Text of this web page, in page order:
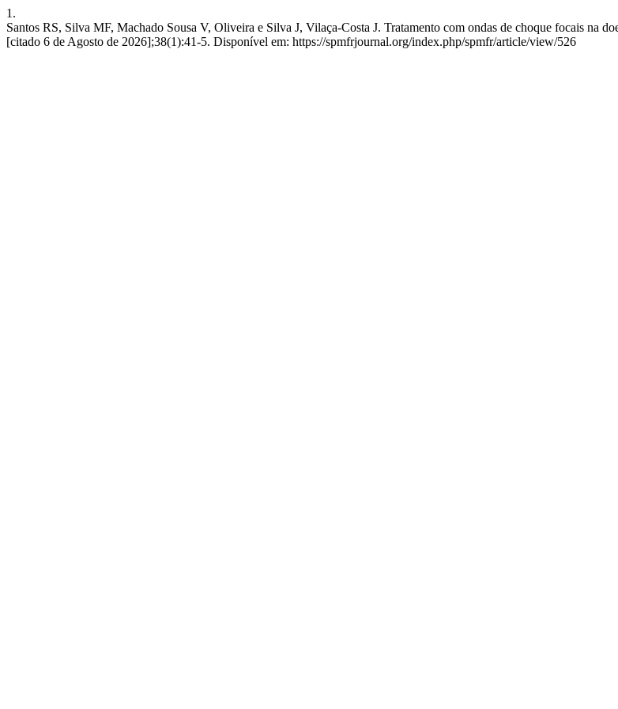
1.
Santos RS, Silva MF, Machado Sousa V, Oliveira e Silva J, Vilaça-Costa J. Tratamento com ondas de choque focais na
[citado 6 de Agosto de 2026];38(1):41-5. Disponível em: https://spmfrjournal.org/index.php/spmfr/article/view/526